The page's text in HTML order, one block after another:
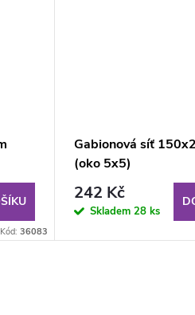
Kód: 36083
Gabionová síť
(oko 5x5)
242 Kč
Skladem 28 ks